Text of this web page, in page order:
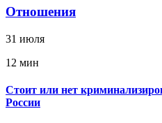
Отношения
31 июля
12 мин
Стоит или нет
России